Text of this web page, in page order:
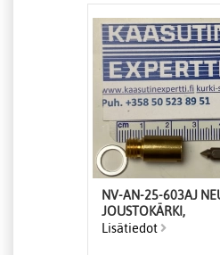
NV-AN-25-603AJ
JOUSTOKÄRKI,
Lisätiedot